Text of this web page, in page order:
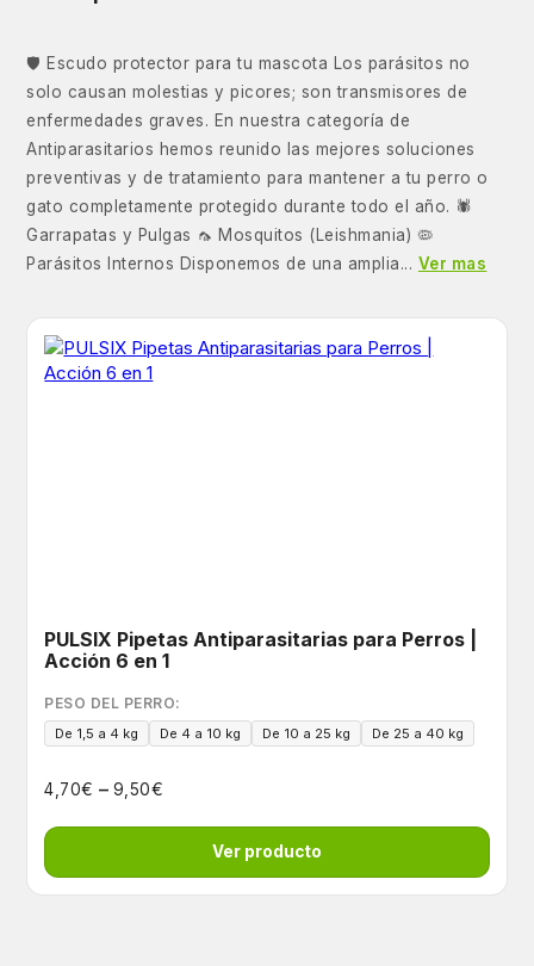
🛡️ Escudo protector para tu mascota Los parásitos no
solo causan molestias y picores; son transmisores de
enfermedades graves. En nuestra categoría de
Antiparasitarios hemos reunido las mejores soluciones
preventivas y de tratamiento para mantener a tu perro o
gato completamente protegido durante todo el año. 🕷️
Garrapatas y Pulgas 🦟 Mosquitos (Leishmania) 🦠
Parásitos Internos Disponemos de una amplia... Ver mas
PULSIX Pipetas Antiparasitarias para Perros |
Acción 6 en 1
PESO DEL PERRO:
De 1,5 a 4 kg De 4 a 10 kg De 10 a 25 kg De 25 a 40 kg
4,70€ – 9,50€
Ver producto